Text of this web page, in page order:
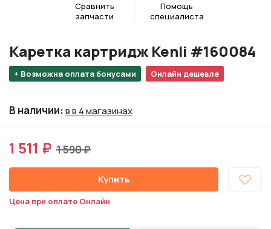
Сравнить
запчасти
Помощь
специалиста
+ Возможна оплата бонусами Онлайн дешевле
Каретка картридж Kenli #160084
В наличии:в в 4 магазинах
1 511 ₽ 1 590 ₽
Купить
Цена при оплате Онлайн